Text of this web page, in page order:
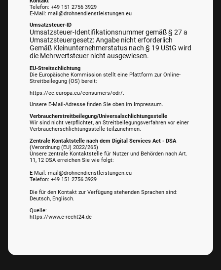
Telefon: +49 151 2756 3929
E-Mail: mail@drohnendienstleistungen.eu
Umsatzsteuer-ID
Umsatzsteuer-Identifikationsnummer gemäß § 27 a
Umsatzsteuergesetz: Angabe nicht erforderlich
Gemäß Kleinunternehmerstatus nach § 19 UStG wird
die Mehrwertsteuer nicht ausgewiesen.
EU-Streitschlichtung
Die Europäische Kommission stellt eine Plattform zur Online-
Streitbeilegung (OS) bereit:
https://ec.europa.eu/consumers/odr/.
Unsere E-Mail-Adresse finden Sie oben im Impressum.
Verbraucherstreitbeilegung/Universalschlichtungsstelle
Wir sind nicht verpflichtet, an Streitbeilegungsverfahren vor einer
Verbraucherschlichtungsstelle teilzunehmen.
Zentrale Kontaktstelle nach dem Digital Services Act - DSA
(Verordnung (EU) 2022/265)
Unsere zentrale Kontaktstelle für Nutzer und Behörden nach Art.
11, 12 DSA erreichen Sie wie folgt:
E-Mail: mail@drohnendienstleistungen.eu
Telefon: +49 151 2756 3929
Die für den Kontakt zur Verfügung stehenden Sprachen sind:
Deutsch, Englisch.
Quelle:
https://www.e-recht24.de